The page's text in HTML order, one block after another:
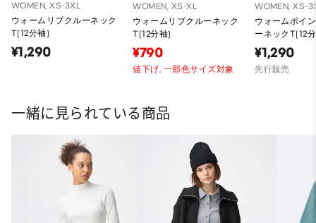
WOMEN, XS-3XL
ウォームリブクルーネック
T(12分袖)
¥1,290
WOMEN, XS-XL
ウォームリブクルーネック
T(12分袖)
¥790
値下げ, 一部色サイズ対象
WOMEN, XS-
ウォームポイ
ーネックT(12
¥1,290
先行販売
一緒に見られている商品